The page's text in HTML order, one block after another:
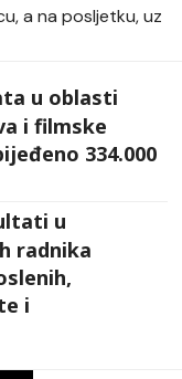
a na posljetku, uz
u oblasti
i filmske
334.000
u
radnika
i